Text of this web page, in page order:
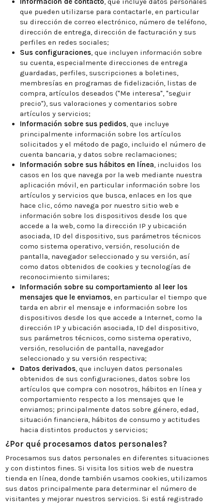
que pueden utilizarse para contactarle, en particular
su dirección de correo electrónico, número de teléfono,
dirección de entrega, dirección de facturación y sus
perfiles en redes sociales;
Sus configuraciones, que incluyen información sobre
su cuenta, especialmente direcciones de entrega
guardadas, perfiles, suscripciones a boletines,
membresías en programas de fidelización, listas de
compra, artículos deseados ("Me interesa", "seguir
precio"), sus valoraciones y comentarios sobre
artículos y servicios;
Información sobre sus pedidos, que incluye
principalmente información sobre los artículos
solicitados y el método de pago, incluido el número de
cuenta bancaria, y datos sobre reclamaciones;
Información sobre sus hábitos en línea, incluidos los
casos en los que navega por la web mediante nuestra
aplicación móvil, en particular información sobre los
artículos y servicios que busca, enlaces en los que
hace clic, cómo navega por nuestro sitio web e
información sobre los dispositivos desde los que
accede a la web, como la dirección IP y ubicación
asociada, ID del dispositivo, sus parámetros técnicos
como sistema operativo, versión, resolución de
pantalla, navegador seleccionado y su versión, así
como datos obtenidos de cookies y tecnologías de
reconocimiento similares;
Información sobre su comportamiento al leer los
mensajes que le enviamos, en particular el tiempo que
tarda en abrir el mensaje e información sobre los
dispositivos desde los que accede a Internet, como la
dirección IP y ubicación asociada, ID del dispositivo,
sus parámetros técnicos, como sistema operativo,
versión, resolución de pantalla, navegador
seleccionado y su versión respectiva;
Datos derivados, que incluyen datos personales
obtenidos de sus configuraciones, datos sobre los
artículos que compra con nosotros, hábitos en línea y
comportamiento respecto a los mensajes que le
enviamos; principalmente datos sobre género, edad,
situación financiera, hábitos de consumo y actitudes
hacia distintos productos y servicios;
¿Por qué procesamos datos personales?
Procesamos sus datos personales en diferentes situaciones
y con distintos fines. Si visita los sitios web de nuestra
tienda en línea, donde también usamos cookies, utilizamos
sus datos principalmente para determinar el número de
visitantes y mejorar nuestros servicios. Si está registrado